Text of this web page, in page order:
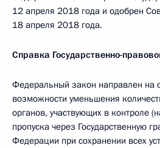
12 апреля 2018 года и одобрен
18 апреля 2018 года.
Справка Государственно-
Федеральный закон направлен на
возможности уменьшения
органов, участвующих в контроле
пропуска через Государственную
Федерации при сохранении всех